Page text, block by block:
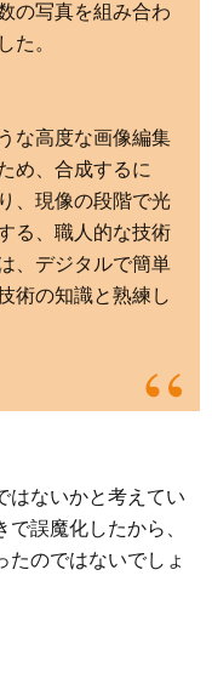
の写真を組み合わ
た。
な高度な画像編集
め、合成するに
、現像の段階で光
る、職人的な技術
、デジタルで簡単
術の知識と熟練し
はないかと考えてい
誤魔化したから、
たのではないでしょ